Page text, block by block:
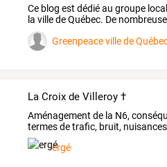
Ce blog est dédiéau groupe local
la villedeQuébec. De
sur…
Greenpeace ville de
La Croix de Villeroy †
Aménagement de la N6,
termesdetrafic, bruit, nuisances
d'Yerres
ergé